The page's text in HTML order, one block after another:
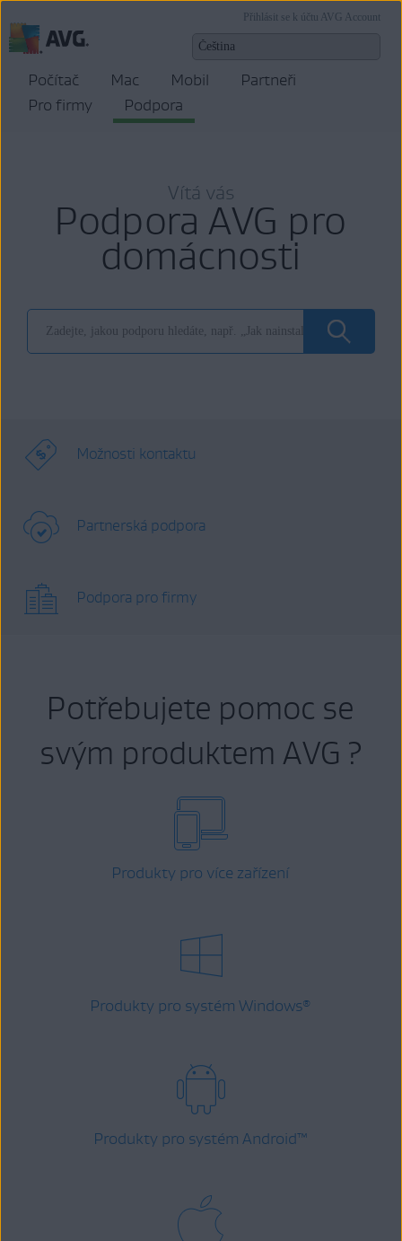
Přihlásit se k účtu AVG Account
Počítač Mac Mobil
Partneři
Pro firmy
Podpora
Vítá vás
Podpora AVG pro
domácnosti
Možnosti kontaktu
Partnerská podpora
Podpora pro firmy
Potřebujete pomoc se
svým produktem AVG ?
Produkty pro více zařízení
Produkty pro systém Windows®
Produkty pro systém Android™